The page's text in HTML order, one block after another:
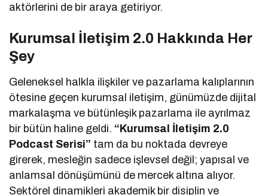
aktörlerini de bir araya getiriyor.
Kurumsal İletişim 2.0 Hakkında Her
Şey
Geleneksel halkla ilişkiler ve pazarlama kalıplarının
ötesine geçen kurumsal iletişim, günümüzde dijital
markalaşma ve bütünleşik pazarlama ile ayrılmaz
bir bütün haline geldi. “Kurumsal İletişim 2.0
Podcast Serisi” tam da bu noktada devreye
girerek, mesleğin sadece işlevsel değil; yapısal ve
anlamsal dönüşümünü de mercek altına alıyor.
Sektörel dinamikleri akademik bir disiplin ve